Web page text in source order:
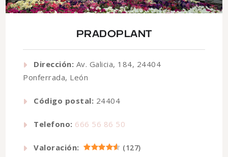
PRADOPLANT
Dirección: Av. Galicia, 184, 24404
Ponferrada, León
Código postal: 24404
Telefono: 666 56 86 50
Valoración: (127)